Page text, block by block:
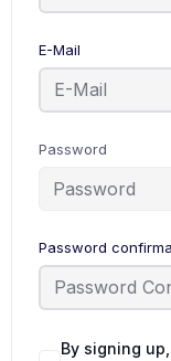
E-Mail
Password
Password
By signing